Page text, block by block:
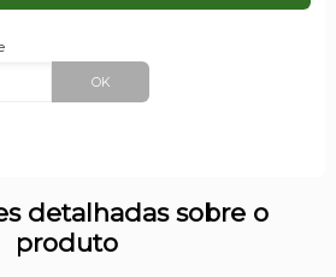
OK
detalhadas sobre o
produto